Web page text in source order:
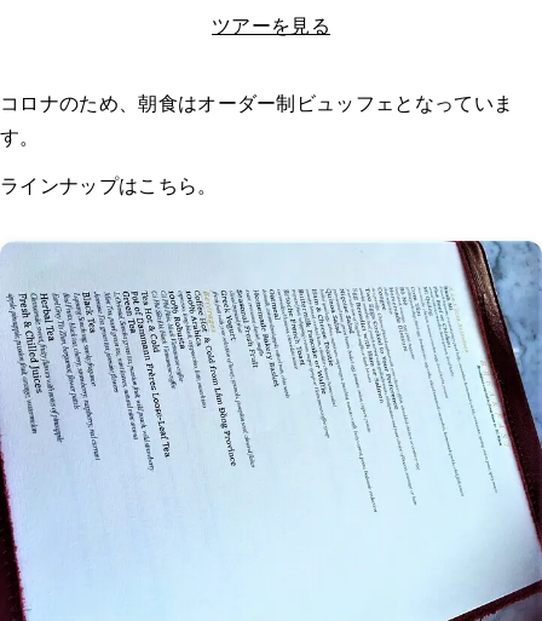
ツアーを見る
コロナのため、朝食はオーダー制ビュッフェとなっていま
す。
ラインナップはこちら。